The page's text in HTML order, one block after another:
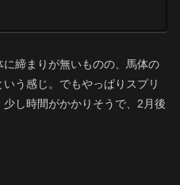
締まりが無いものの、馬体の
う感じ。でもやっぱりスプリ
し時間がかかりそうで、2月後